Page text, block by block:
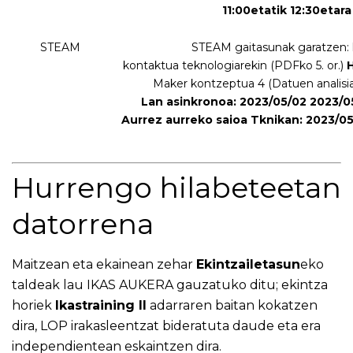
11:00etatik 12:30etara
STEAM
STEAM gaitasunak garatzen:
kontaktua teknologiarekin (PDFko 5. or.)
Maker kontzeptua 4 (Datuen
Lan asinkronoa: 2023/05/02 2023/
Aurrez aurreko saioa Tknikan: 2023/
Hurrengo hilabeteetan
datorrena
Maitzean eta ekainean zehar Ekintzailetasuneko
taldeak lau IKAS AUKERA gauzatuko ditu; ekintza
horiek
Ikastraining II
adarraren baitan kokatzen
dira, LOP irakasleentzat bideratuta daude eta era
independientean eskaintzen dira.​​